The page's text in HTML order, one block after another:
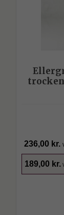
236,00 kr.
189,00 kr.